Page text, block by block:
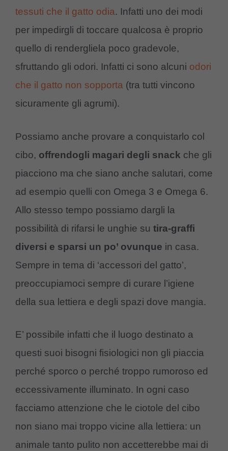
tessuti che il gatto odia. Infatti uno dei modi
per impedirgli di toccare qualcosa è proprio
quello di rendergliela poco gradevole,
sfruttando gli odori. Infatti ci sono alcuni odori
che il gatto non sopporta (tra tutti vincono
sicuramente gli agrumi).
Possiamo anche provare a conquistarlo col
cibo, offrendogli magari degli snack che gli
piacciono ma che siano anche salutari, come
ad esempio quelli con Omega 3 e Omega 6.
Allo stesso tempo possiamo dargli la
possibilità di rifarsi le unghie su tira-graffi
diversi e sparsi un po’ ovunque in casa.
Sempre in tema di ‘accessori del gatto’,
preoccupiamoci sempre di curare l’igiene
della sua lettiera e degli spazi dove mangia.
E’ possibile infatti che il luogo destinato a
questi suoi bisogni fisiologici non gli piaccia
perché sporco o perché troppo rumoroso ed
eccessivamente illuminato. In ogni caso
facciamo attenzione che le ciotole del cibo
non siano mai troppo vicine alla lettiera: un
animale tanto pulito non accetterebbe mai di